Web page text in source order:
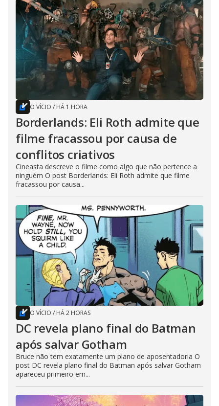
O VÍCIO / HÁ 1 HORA
Borderlands: Eli Roth admite que
filme fracassou por causa de
conflitos criativos
Cineasta descreve o filme como algo que não pertence a
ninguém O post Borderlands: Eli Roth admite que filme
fracassou por causa...
O VÍCIO / HÁ 2 HORAS
DC revela plano final do Batman
após salvar Gotham
Bruce não tem exatamente um plano de aposentadoria O
post DC revela plano final do Batman após salvar Gotham
apareceu primeiro em...